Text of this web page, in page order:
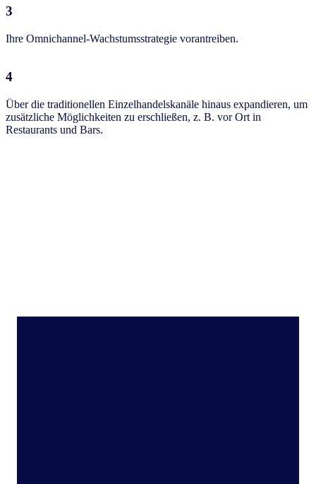
3
Ihre Omnichannel-Wachstumsstrategie vorantreiben.
4
Über die traditionellen Einzelhandelskanäle hinaus expandieren, um
zusätzliche Möglichkeiten zu erschließen, z. B. vor Ort in
Restaurants und Bars.